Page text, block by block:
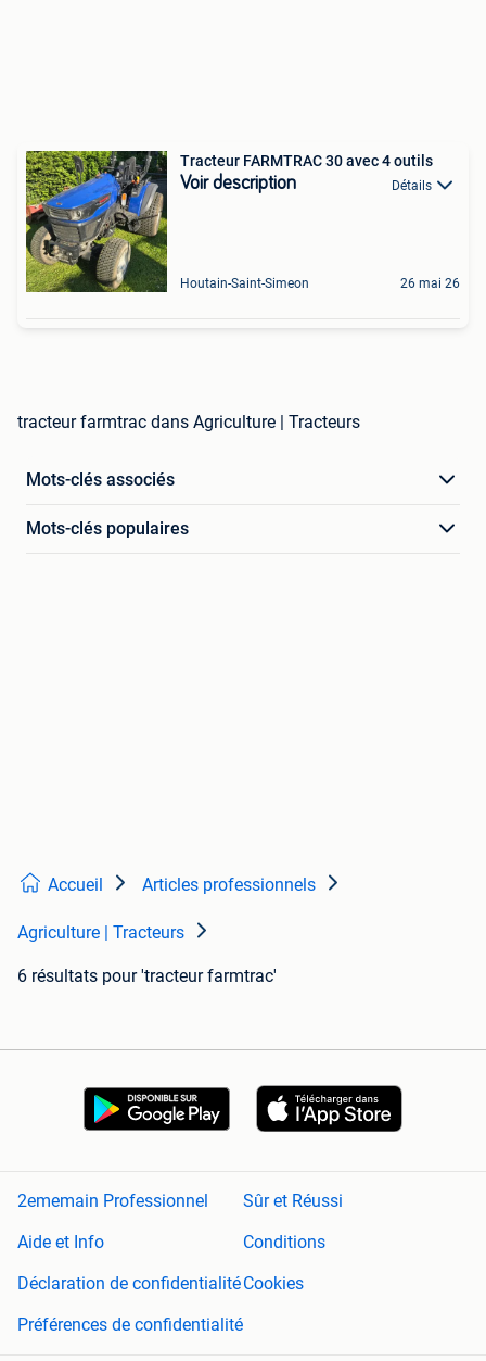
Tracteur FARMTRAC 30 avec 4 outils
Voir description Détails
Houtain-Saint-Simeon 26 mai 26
tracteur farmtrac dans Agriculture | Tracteurs
Mots-clés associés
Mots-clés populaires
Accueil Articles professionnels
Agriculture | Tracteurs
6 résultats pour 'tracteur farmtrac'
2ememain Professionnel
Sûr et Réussi
Aide et Info
Conditions
Déclaration de confidentialitéCookies
Préférences de confidentialité